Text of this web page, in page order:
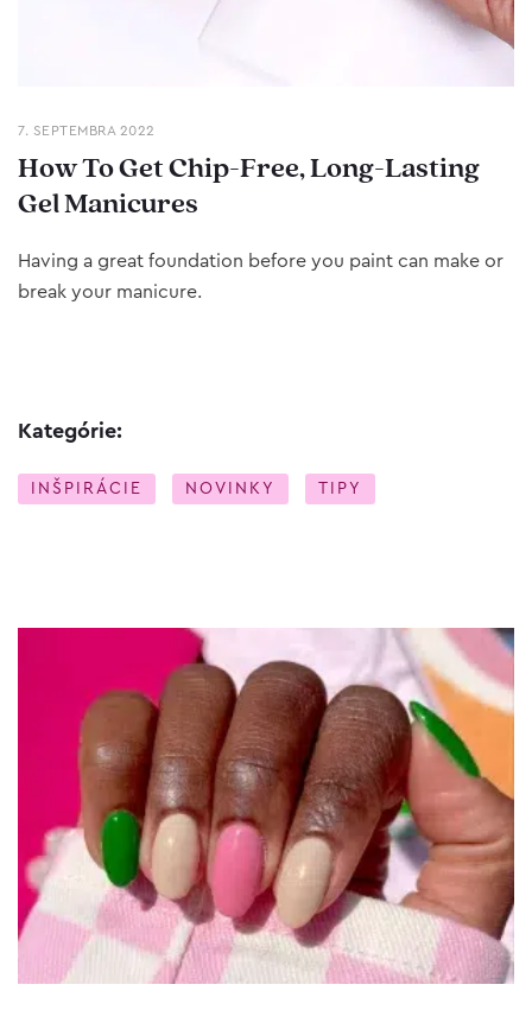
7. SEPTEMBRA 2022
How To Get Chip-Free, Long-Lasting
Gel Manicures
Having a great foundation before you paint can make or
break your manicure.
Kategórie:
INŠPIRÁCIE NOVINKY TIPY